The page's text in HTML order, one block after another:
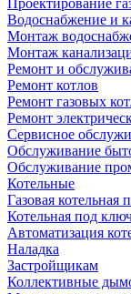
Проектирование
Водоснабжение и
Монтаж
Монтаж
Ремонт и
Ремонт котлов
Ремонт газовых
Ремонт
Сервисное
Обслуживание
Обслуживание
Котельные
Газовая котельная
Котельная под
Автоматизация
Наладка
Застройщикам
Коллективные